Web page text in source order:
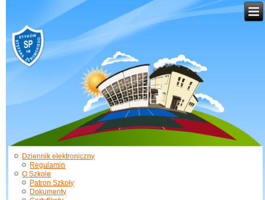
Dziennik elektroniczny
Regulamin
O Szkole
Patron Szkoły
Dokumenty